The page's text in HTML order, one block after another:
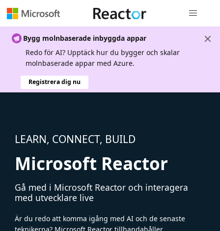
Bygg molnbaserade inbyggda appar
Redo för AI? Upptäck hur du bygger och skalar
molnbaserade appar med Azure.
Registrera dig nu
LEARN, CONNECT, BUILD
Microsoft Reactor
Gå med i Microsoft Reactor och interagera
med utvecklare live
Är du redo att komma igång med AI och de senaste
teknikerna? Microsoft Reactor tillhandahåller